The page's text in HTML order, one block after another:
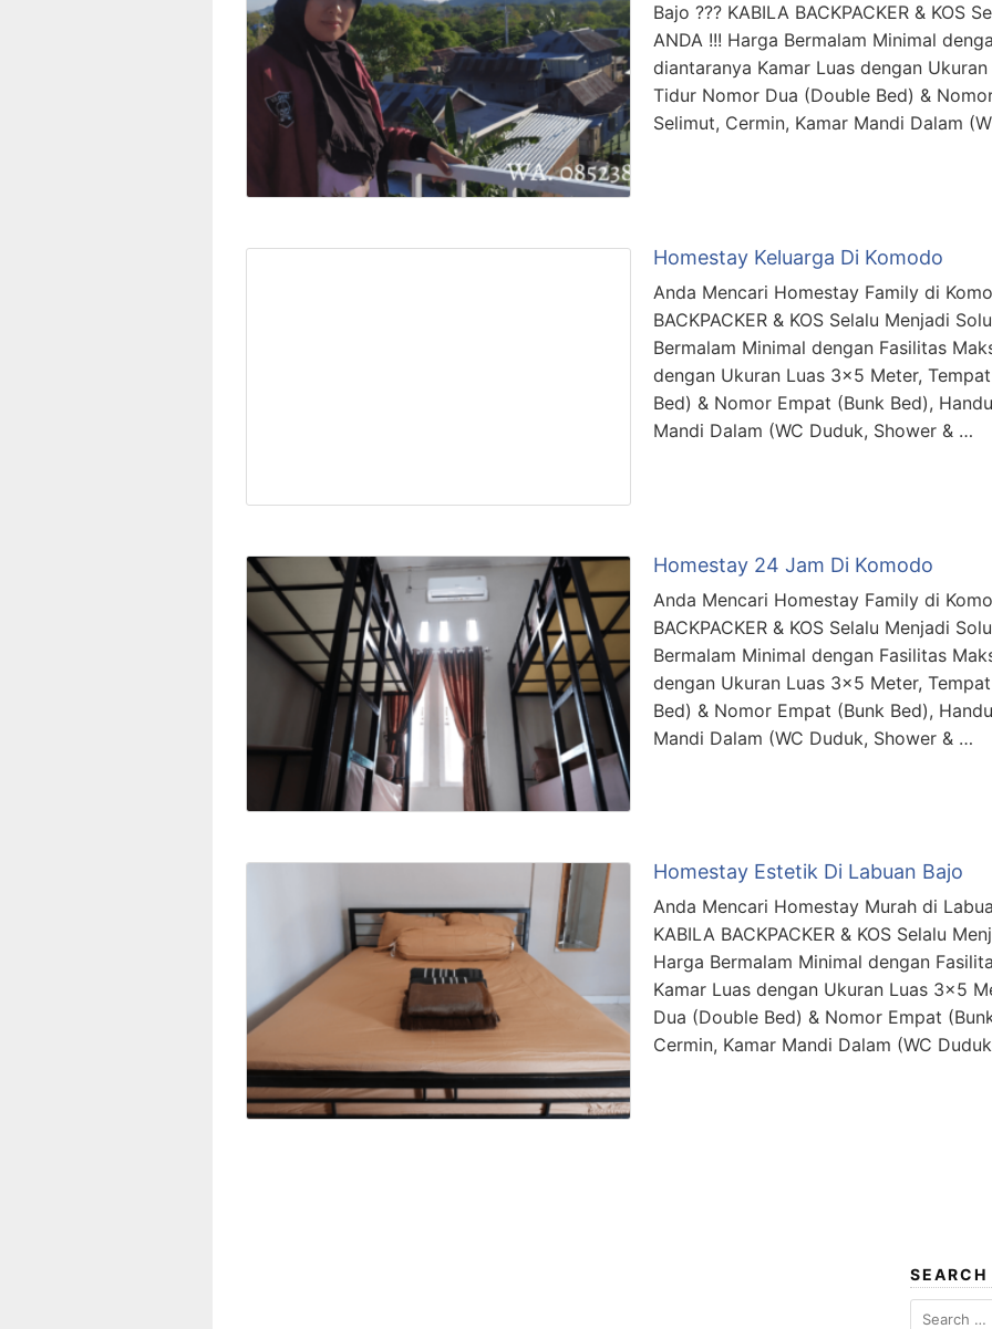
Bajo ??? KABILA BACKPACKER & KOS
ANDA !!! Harga Bermalam Minimal
diantaranya Kamar Luas dengan
Tidur Nomor Dua (Double Bed) &
Selimut, Cermin, Kamar Mandi Dalam
Homestay Keluarga Di Komodo
Anda Mencari Homestay Family di
BACKPACKER & KOS Selalu Menjadi
Bermalam Minimal dengan Fasilitas
dengan Ukuran Luas 3×5 Meter,
Bed) & Nomor Empat (Bunk Bed),
Mandi Dalam (WC Duduk, Shower & …
Homestay 24 Jam Di Komodo
Anda Mencari Homestay Family di
BACKPACKER & KOS Selalu Menjadi
Bermalam Minimal dengan Fasilitas
dengan Ukuran Luas 3×5 Meter,
Bed) & Nomor Empat (Bunk Bed),
Mandi Dalam (WC Duduk, Shower & …
Homestay Estetik Di Labuan Bajo
Anda Mencari Homestay Murah di
KABILA BACKPACKER & KOS Selalu
Harga Bermalam Minimal dengan
Kamar Luas dengan Ukuran Luas 3×5
Dua (Double Bed) & Nomor Empat
Cermin, Kamar Mandi Dalam (WC
SEARCH
Search